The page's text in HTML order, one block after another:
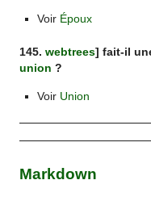
Voir Époux
145.webtrees] fait-il
union ?
Voir Union
Markdown